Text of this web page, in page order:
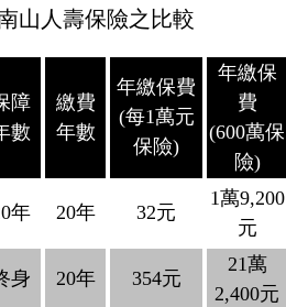
山人壽保險之比較
障
數
繳費
年數
年繳保費
(每1萬元
保險)
年繳保
費
(600萬保
險)
年 20年 32元
1萬9,200
元
身 20年 354元
21萬
2,400元